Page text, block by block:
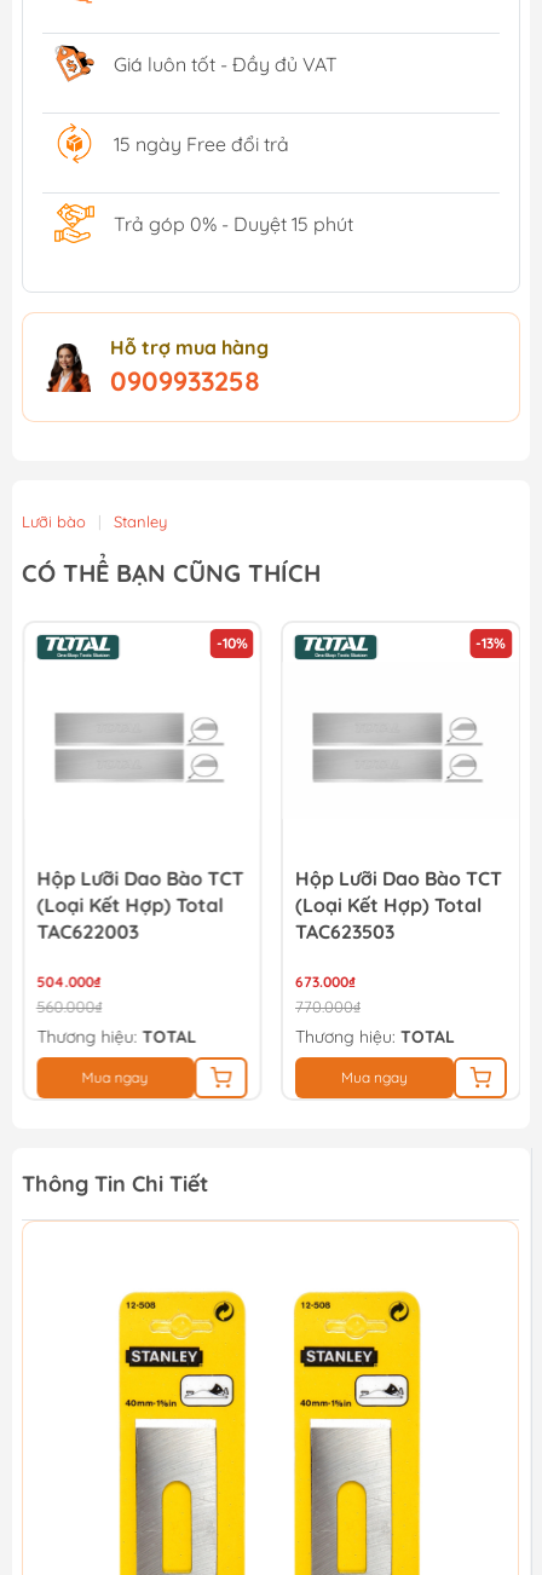
Giá luôn tốt - Đầy đủ VAT
15 ngày Free đổi trả
Trả góp 0% - Duyệt 15 phút
Hỗ trợ mua hàng
0909933258
Lưỡi bào | Stanley
CÓ THỂ BẠN CŨNG THÍCH
-10%
Hộp Lưỡi Dao Bào TCT
(Loại Kết Hợp) Total
TAC622003
504.000₫
560.000₫
Thương hiệu: TOTAL
Mua ngay
-13%
Hộp Lưỡi Dao Bào TCT
(Loại Kết Hợp) Total
TAC623503
673.000₫
770.000₫
Thương hiệu: TOTAL
Mua ngay
Thông Tin Chi Tiết